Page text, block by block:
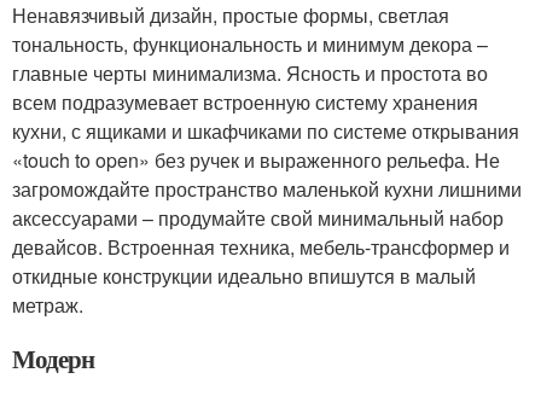
Ненавязчивый дизайн, простые формы, светлая
тональность, функциональность и минимум декора –
главные черты минимализма. Ясность и простота во
всем подразумевает встроенную систему хранения
кухни, с ящиками и шкафчиками по системе открывания
«touch to open» без ручек и выраженного рельефа. Не
загромождайте пространство маленькой кухни лишними
аксессуарами – продумайте свой минимальный набор
девайсов. Встроенная техника, мебель-трансформер и
откидные конструкции идеально впишутся в малый
метраж.
Модерн